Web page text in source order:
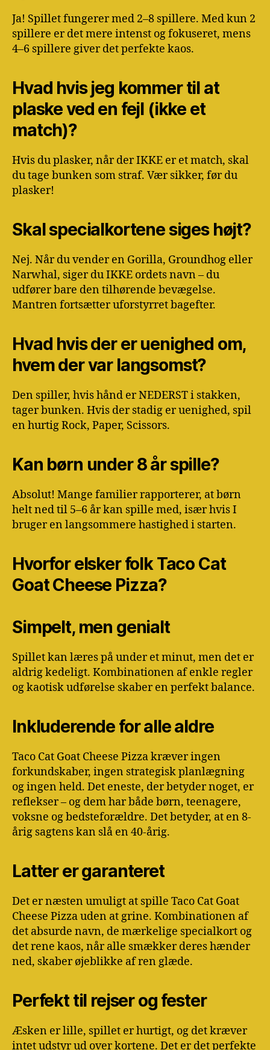
Ja! Spillet fungerer med 2–8 spillere. Med kun 2
spillere er det mere intenst og fokuseret, mens
4–6 spillere giver det perfekte kaos.
Hvad hvis jeg kommer til at
plaske ved en fejl (ikke et
match)?
Hvis du plasker, når der IKKE er et match, skal
du tage bunken som straf. Vær sikker, før du
plasker!
Skal specialkortene siges højt?
Nej. Når du vender en Gorilla, Groundhog eller
Narwhal, siger du IKKE ordets navn – du
udfører bare den tilhørende bevægelse.
Mantren fortsætter uforstyrret bagefter.
Hvad hvis der er uenighed om,
hvem der var langsomst?
Den spiller, hvis hånd er NEDERST i stakken,
tager bunken. Hvis der stadig er uenighed, spil
en hurtig Rock, Paper, Scissors.
Kan børn under 8 år spille?
Absolut! Mange familier rapporterer, at børn
helt ned til 5–6 år kan spille med, især hvis I
bruger en langsommere hastighed i starten.
Hvorfor elsker folk Taco Cat
Goat Cheese Pizza?
Simpelt, men genialt
Spillet kan læres på under et minut, men det er
aldrig kedeligt. Kombinationen af enkle regler
og kaotisk udførelse skaber en perfekt balance.
Inkluderende for alle aldre
Taco Cat Goat Cheese Pizza kræver ingen
forkundskaber, ingen strategisk planlægning
og ingen held. Det eneste, der betyder noget, er
reflekser – og dem har både børn, teenagere,
voksne og bedsteforældre. Det betyder, at en 8-
årig sagtens kan slå en 40-årig.
Latter er garanteret
Det er næsten umuligt at spille Taco Cat Goat
Cheese Pizza uden at grine. Kombinationen af
det absurde navn, de mærkelige specialkort og
det rene kaos, når alle smækker deres hænder
ned, skaber øjeblikke af ren glæde.
Perfekt til rejser og fester
Æsken er lille, spillet er hurtigt, og det kræver
intet udstyr ud over kortene. Det er det perfekte